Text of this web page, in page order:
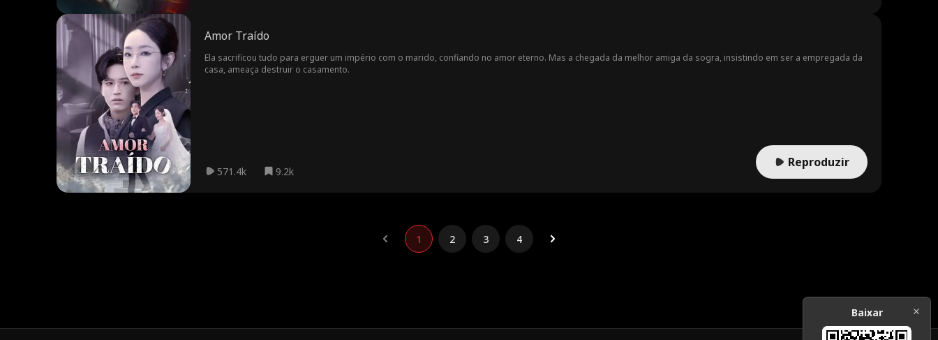
Amor Traído
Ela sacrificou tudo para erguer um império com o marido, confiando no amor eterno. Mas a chegada da melhor amiga da sogra, insistindo em ser a empregada da
casa, ameaça destruir o casamento.
571.4k 9.2k
Reproduzir
1 2 3 4
Baixar